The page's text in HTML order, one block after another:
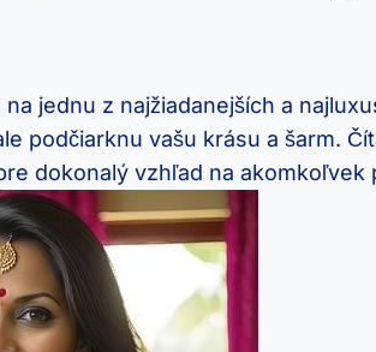
jednu z najžiadanejších a
podčiarknu vašu krásu a šarm.
dokonalý vzhľad na akomkoľvek